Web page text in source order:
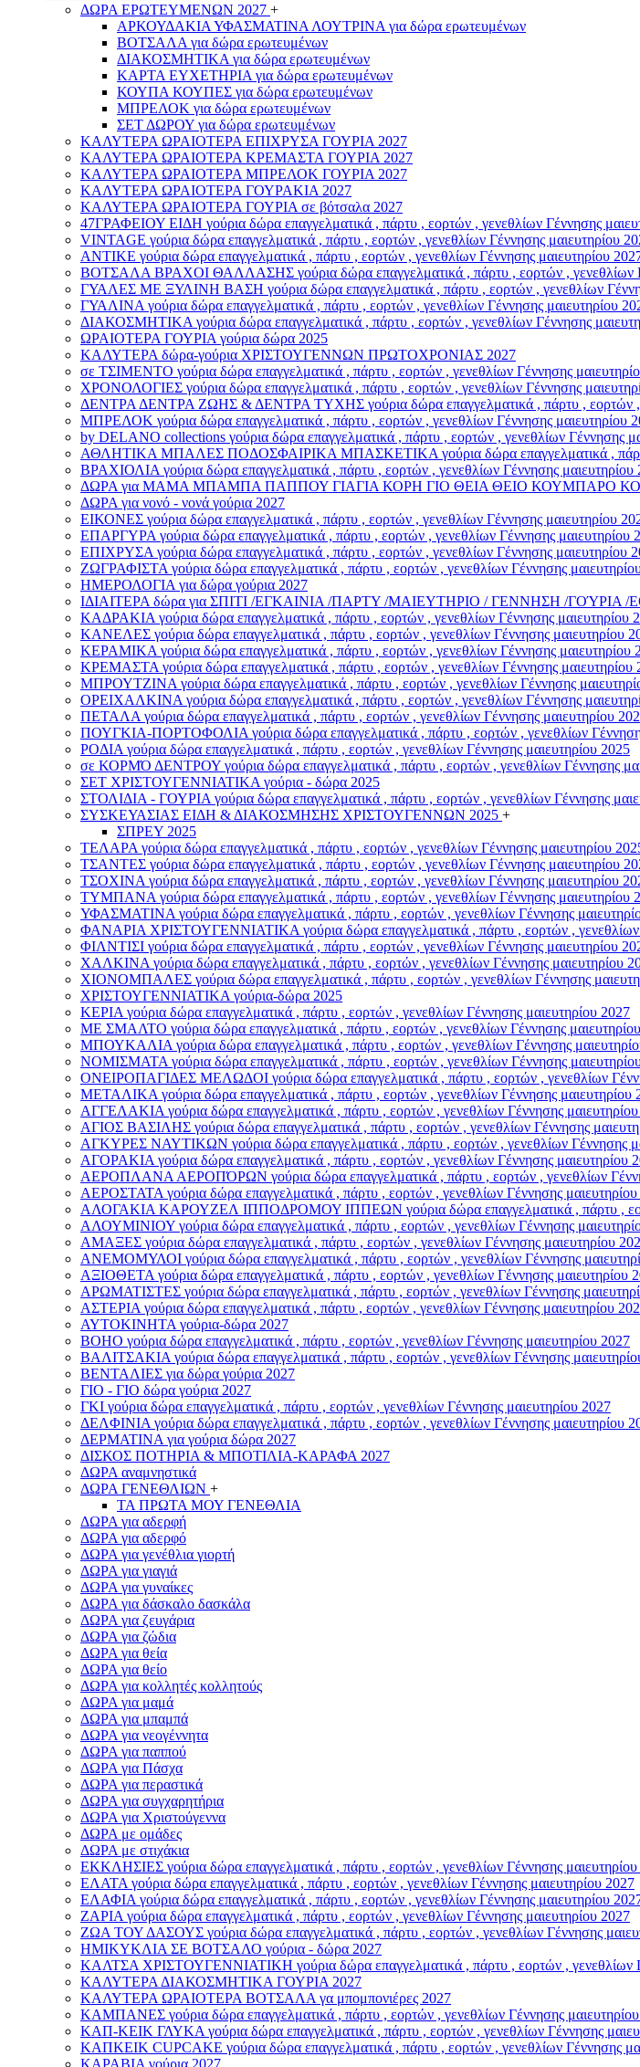
ΔΩΡΑ ΕΡΩΤΕΥΜΕΝΩΝ 2027 +
ΑΡΚΟΥΔΑΚΙΑ ΥΦΑΣΜΑΤΙΝΑ ΛΟΥΤΡΙΝΑ για δώρα ερωτευμένων
ΒΟΤΣΑΛΑ για δώρα ερωτευμένων
ΔΙΑΚΟΣΜΗΤΙΚΑ για δώρα ερωτευμένων
ΚΑΡΤΑ ΕΥΧΕΤΗΡΙΑ για δώρα ερωτευμένων
ΚΟΥΠΑ ΚΟΥΠΕΣ για δώρα ερωτευμένων
ΜΠΡΕΛΟΚ για δώρα ερωτευμένων
ΣΕΤ ΔΩΡΟΥ για δώρα ερωτευμένων
ΚΑΛΥΤΕΡΑ ΩΡΑΙΟΤΕΡΑ ΕΠΙΧΡΥΣΑ ΓΟΥΡΙΑ 2027
ΚΑΛΥΤΕΡΑ ΩΡΑΙΟΤΕΡΑ ΚΡΕΜΑΣΤΑ ΓΟΥΡΙΑ 2027
ΚΑΛΥΤΕΡΑ ΩΡΑΙΟΤΕΡΑ ΜΠΡΕΛΟΚ ΓΟΥΡΙΑ 2027
ΚΑΛΥΤΕΡΑ ΩΡΑΙΟΤΕΡΑ ΓΟΥΡΑΚΙΑ 2027
ΚΑΛΥΤΕΡΑ ΩΡΑΙΟΤΕΡΑ ΓΟΥΡΙΑ σε βότσαλα 2027
47ΓΡΑΦΕΙΟΥ ΕΙΔΗ γούρια δώρα επαγγελματικά , πάρτυ , εορτών , γενεθλίων Γέννησης
VINTAGE γούρια δώρα επαγγελματικά , πάρτυ , εορτών , γενεθλίων Γέννησης μαιευτηρίου
ΑΝΤΙΚΕ γούρια δώρα επαγγελματικά , πάρτυ , εορτών , γενεθλίων Γέννησης μαιευτηρίου
ΒΟΤΣΑΛΑ ΒΡΑΧΟΙ ΘΑΛΛΑΣΗΣ γούρια δώρα επαγγελματικά , πάρτυ , εορτών , γενεθλίων
ΓΥΑΛΕΣ ΜΕ ΞΥΛΙΝΗ ΒΑΣΗ γούρια δώρα επαγγελματικά , πάρτυ , εορτών , γενεθλίων
ΓΥΑΛΙΝΑ γούρια δώρα επαγγελματικά , πάρτυ , εορτών , γενεθλίων Γέννησης μαιευτηρίου
ΔΙΑΚΟΣΜΗΤΙΚΑ γούρια δώρα επαγγελματικά , πάρτυ , εορτών , γενεθλίων Γέννησης
ΩΡΑΙΟΤΕΡΑ ΓΟΥΡΙΑ γούρια δώρα 2025
ΚΑΛΥΤΕΡΑ δώρα-γούρια ΧΡΙΣΤΟΥΓΕΝΝΩΝ ΠΡΩΤΟΧΡΟΝΙΑΣ 2027
σε ΤΣΙΜΕΝΤΟ γούρια δώρα επαγγελματικά , πάρτυ , εορτών , γενεθλίων Γέννησης
ΧΡΟΝΟΛΟΓΙΕΣ γούρια δώρα επαγγελματικά , πάρτυ , εορτών , γενεθλίων Γέννησης
ΔΕΝΤΡΑ ΔΕΝΤΡΑ ΖΩΗΣ & ΔΕΝΤΡΑ ΤΥΧΗΣ γούρια δώρα επαγγελματικά , πάρτυ , εορτών ,
ΜΠΡΕΛΟΚ γούρια δώρα επαγγελματικά , πάρτυ , εορτών , γενεθλίων Γέννησης μαιευτηρίου
by DELANO collections γούρια δώρα επαγγελματικά , πάρτυ , εορτών , γενεθλίων Γέννησης
ΑΘΛΗΤΙΚΑ ΜΠΑΛΕΣ ΠΟΔΟΣΦΑΙΡΙΚΑ ΜΠΑΣΚΕΤΙΚΑ γούρια δώρα επαγγελματικά , πάρτυ ,
ΒΡΑΧΙΟΛΙA γούρια δώρα επαγγελματικά , πάρτυ , εορτών , γενεθλίων Γέννησης μαιευτηρίου
ΔΩΡΑ για ΜΑΜΑ ΜΠΑΜΠΑ ΠΑΠΠΟΥ ΓΙΑΓΙΑ ΚΟΡΗ ΓΙΟ ΘΕΙΑ ΘΕΙΟ ΚΟΥΜΠΑΡΟ
ΔΩΡΑ για νονό - νονά γούρια 2027
ΕΙΚΟΝΕΣ γούρια δώρα επαγγελματικά , πάρτυ , εορτών , γενεθλίων Γέννησης μαιευτηρίου
ΕΠΑΡΓΥΡΑ γούρια δώρα επαγγελματικά , πάρτυ , εορτών , γενεθλίων Γέννησης μαιευτηρίου
ΕΠΙΧΡΥΣΑ γούρια δώρα επαγγελματικά , πάρτυ , εορτών , γενεθλίων Γέννησης μαιευτηρίου
ΖΩΓΡΑΦΙΣΤΑ γούρια δώρα επαγγελματικά , πάρτυ , εορτών , γενεθλίων Γέννησης
ΗΜΕΡΟΛΟΓΙΑ για δώρα γούρια 2027
ΙΔΙΑΙΤΕΡΑ δώρα για ΣΠΙΤΙ /ΕΓΚΑΙΝΙΑ /ΠΑΡΤΥ /ΜΑΙΕΥΤΗΡΙΟ / ΓΕΝΝΗΣΗ /ΓΟΎΡΙΑ
ΚΑΔΡΑΚΙΑ γούρια δώρα επαγγελματικά , πάρτυ , εορτών , γενεθλίων Γέννησης μαιευτηρίου
ΚΑΝΕΛΕΣ γούρια δώρα επαγγελματικά , πάρτυ , εορτών , γενεθλίων Γέννησης μαιευτηρίου
ΚΕΡΑΜΙΚΑ γούρια δώρα επαγγελματικά , πάρτυ , εορτών , γενεθλίων Γέννησης μαιευτηρίου
ΚΡΕΜΑΣΤΑ γούρια δώρα επαγγελματικά , πάρτυ , εορτών , γενεθλίων Γέννησης μαιευτηρίου
ΜΠΡΟΥΤΖΙΝΑ γούρια δώρα επαγγελματικά , πάρτυ , εορτών , γενεθλίων Γέννησης
ΟΡΕΙΧΑΛΚΙΝΑ γούρια δώρα επαγγελματικά , πάρτυ , εορτών , γενεθλίων Γέννησης
ΠΕΤΑΛΑ γούρια δώρα επαγγελματικά , πάρτυ , εορτών , γενεθλίων Γέννησης μαιευτηρίου
ΠΟΥΓΚΙΑ-ΠΟΡΤΟΦΟΛΙΑ γούρια δώρα επαγγελματικά , πάρτυ , εορτών , γενεθλίων
ΡΟΔΙΑ γούρια δώρα επαγγελματικά , πάρτυ , εορτών , γενεθλίων Γέννησης μαιευτηρίου 2025
σε ΚΟΡΜΌ ΔΕΝΤΡΟΥ γούρια δώρα επαγγελματικά , πάρτυ , εορτών , γενεθλίων Γέννησης
ΣΕΤ ΧΡΙΣΤΟΥΓΕΝΝΙΑΤΙΚΑ γούρια - δώρα 2025
ΣΤΟΛΙΔΙΑ - ΓΟΥΡΙΑ γούρια δώρα επαγγελματικά , πάρτυ , εορτών , γενεθλίων Γέννησης
ΣΥΣΚΕΥΑΣΙΑΣ ΕΙΔΗ & ΔΙΑΚΟΣΜΗΣΗΣ ΧΡΙΣΤΟΥΓΕΝΝΩΝ 2025 +
ΣΠΡΕΥ 2025
ΤΕΛΑΡΑ γούρια δώρα επαγγελματικά , πάρτυ , εορτών , γενεθλίων Γέννησης μαιευτηρίου
ΤΣΑΝΤΕΣ γούρια δώρα επαγγελματικά , πάρτυ , εορτών , γενεθλίων Γέννησης μαιευτηρίου
ΤΣΟΧΙΝΑ γούρια δώρα επαγγελματικά , πάρτυ , εορτών , γενεθλίων Γέννησης μαιευτηρίου
ΤΥΜΠΑΝΑ γούρια δώρα επαγγελματικά , πάρτυ , εορτών , γενεθλίων Γέννησης μαιευτηρίου
ΥΦΑΣΜΑΤΙΝΑ γούρια δώρα επαγγελματικά , πάρτυ , εορτών , γενεθλίων Γέννησης
ΦΑΝΑΡΙΑ ΧΡΙΣΤΟΥΓΕΝΝΙΑΤΙΚΑ γούρια δώρα επαγγελματικά , πάρτυ , εορτών , γενεθλίων
ΦΙΛΝΤΙΣΙ γούρια δώρα επαγγελματικά , πάρτυ , εορτών , γενεθλίων Γέννησης μαιευτηρίου
ΧΑΛΚΙΝΑ γούρια δώρα επαγγελματικά , πάρτυ , εορτών , γενεθλίων Γέννησης μαιευτηρίου
ΧΙΟΝΟΜΠΑΛΕΣ γούρια δώρα επαγγελματικά , πάρτυ , εορτών , γενεθλίων Γέννησης
ΧΡΙΣΤΟΥΓΕΝΝΙΑΤΙΚΑ γούρια-δώρα 2025
ΚΕΡΙΑ γούρια δώρα επαγγελματικά , πάρτυ , εορτών , γενεθλίων Γέννησης μαιευτηρίου 2027
ΜΕ ΣΜΑΛΤΟ γούρια δώρα επαγγελματικά , πάρτυ , εορτών , γενεθλίων Γέννησης
ΜΠΟΥΚΑΛΙΑ γούρια δώρα επαγγελματικά , πάρτυ , εορτών , γενεθλίων Γέννησης
ΝΟΜΙΣΜΑΤΑ γούρια δώρα επαγγελματικά , πάρτυ , εορτών , γενεθλίων Γέννησης
ΟΝΕΙΡΟΠΑΓΙΔΕΣ ΜΕΛΩΔΟΙ γούρια δώρα επαγγελματικά , πάρτυ , εορτών , γενεθλίων
ΜΕΤΑΛΙΚΑ γούρια δώρα επαγγελματικά , πάρτυ , εορτών , γενεθλίων Γέννησης μαιευτηρίου
ΑΓΓΕΛΑΚΙΑ γούρια δώρα επαγγελματικά , πάρτυ , εορτών , γενεθλίων Γέννησης
ΑΓΙΟΣ ΒΑΣΙΛΗΣ γούρια δώρα επαγγελματικά , πάρτυ , εορτών , γενεθλίων Γέννησης
ΑΓΚΥΡΕΣ ΝΑΥΤΙΚΩΝ γούρια δώρα επαγγελματικά , πάρτυ , εορτών , γενεθλίων Γέννησης
ΑΓΟΡΑΚΙΑ γούρια δώρα επαγγελματικά , πάρτυ , εορτών , γενεθλίων Γέννησης μαιευτηρίου
ΑΕΡΟΠΛΑΝΑ ΑΕΡΟΠΌΡΩΝ γούρια δώρα επαγγελματικά , πάρτυ , εορτών , γενεθλίων
ΑΕΡΟΣΤΑΤΑ γούρια δώρα επαγγελματικά , πάρτυ , εορτών , γενεθλίων Γέννησης
ΑΛΟΓΑΚΙΑ ΚΑΡΟΥΖΕΛ ΙΠΠΟΔΡΟΜΟΥ ΙΠΠΕΩΝ γούρια δώρα επαγγελματικά , πάρτυ ,
ΑΛΟΥΜΙΝΙΟΥ γούρια δώρα επαγγελματικά , πάρτυ , εορτών , γενεθλίων Γέννησης
ΑΜΑΞΕΣ γούρια δώρα επαγγελματικά , πάρτυ , εορτών , γενεθλίων Γέννησης μαιευτηρίου
ΑΝΕΜΟΜΥΛΟI γούρια δώρα επαγγελματικά , πάρτυ , εορτών , γενεθλίων Γέννησης
ΑΞΙΟΘΕΤΑ γούρια δώρα επαγγελματικά , πάρτυ , εορτών , γενεθλίων Γέννησης μαιευτηρίου
ΑΡΩΜΑΤΙΣΤΕΣ γούρια δώρα επαγγελματικά , πάρτυ , εορτών , γενεθλίων Γέννησης
ΑΣΤΕΡIA γούρια δώρα επαγγελματικά , πάρτυ , εορτών , γενεθλίων Γέννησης μαιευτηρίου
ΑΥΤΟΚΙΝΗΤΑ γούρια-δώρα 2027
ΒOHO γούρια δώρα επαγγελματικά , πάρτυ , εορτών , γενεθλίων Γέννησης μαιευτηρίου 2027
ΒΑΛΙΤΣΑΚΙΑ γούρια δώρα επαγγελματικά , πάρτυ , εορτών , γενεθλίων Γέννησης
ΒΕΝΤΑΛΙΕΣ για δώρα γούρια 2027
ΓΙΟ - ΓΙΟ δώρα γούρια 2027
ΓΚΙ γούρια δώρα επαγγελματικά , πάρτυ , εορτών , γενεθλίων Γέννησης μαιευτηρίου 2027
ΔΕΛΦΙΝΙΑ γούρια δώρα επαγγελματικά , πάρτυ , εορτών , γενεθλίων Γέννησης μαιευτηρίου
ΔΕΡΜΑΤΙΝΑ για γούρια δώρα 2027
ΔΙΣΚΟΣ ΠΟΤΗΡΙΑ & ΜΠΟΤΙΛΙΑ-ΚΑΡΑΦΑ 2027
ΔΩΡΑ αναμνηστικά
ΔΩΡΑ ΓΕΝΕΘΛΙΩΝ +
ΤΑ ΠΡΩΤΑ ΜΟΥ ΓΕΝΕΘΛΙΑ
ΔΩΡΑ για αδερφή
ΔΩΡΑ για αδερφό
ΔΩΡΑ για γενέθλια γιορτή
ΔΩΡΑ για γιαγιά
ΔΩΡΑ για γυναίκες
ΔΩΡΑ για δάσκαλο δασκάλα
ΔΩΡΑ για ζευγάρια
ΔΩΡΑ για ζώδια
ΔΩΡΑ για θεία
ΔΩΡΑ για θείο
ΔΩΡΑ για κολλητές κολλητούς
ΔΩΡΑ για μαμά
ΔΩΡΑ για μπαμπά
ΔΩΡΑ για νεογέννητα
ΔΩΡΑ για παππού
ΔΩΡΑ για Πάσχα
ΔΩΡΑ για περαστικά
ΔΩΡΑ για συγχαρητήρια
ΔΩΡΑ για Χριστούγεννα
ΔΩΡΑ με ομάδες
ΔΩΡΑ με στιχάκια
ΕΚΚΛΗΣΙΕΣ γούρια δώρα επαγγελματικά , πάρτυ , εορτών , γενεθλίων Γέννησης
ΕΛΑΤΑ γούρια δώρα επαγγελματικά , πάρτυ , εορτών , γενεθλίων Γέννησης μαιευτηρίου 2027
ΕΛΑΦΙΑ γούρια δώρα επαγγελματικά , πάρτυ , εορτών , γενεθλίων Γέννησης μαιευτηρίου
ΖΑΡΙΑ γούρια δώρα επαγγελματικά , πάρτυ , εορτών , γενεθλίων Γέννησης μαιευτηρίου 2027
ΖΩΑ ΤΟΥ ΔΑΣΟΥΣ γούρια δώρα επαγγελματικά , πάρτυ , εορτών , γενεθλίων Γέννησης
ΗΜΙΚΥΚΛΙΑ ΣΕ ΒΟΤΣΑΛΟ γούρια - δώρα 2027
ΚΑΛΤΣΑ ΧΡΙΣΤΟΥΓΕΝΝΙΑΤΙΚΗ γούρια δώρα επαγγελματικά , πάρτυ , εορτών , γενεθλίων
ΚΑΛΥΤΕΡΑ ΔΙΑΚΟΣΜΗΤΙΚΑ ΓΟΥΡΙΑ 2027
ΚΑΛΥΤΕΡΑ ΩΡΑΙΟΤΕΡΑ ΒΟΤΣΑΛΑ γα μπομπονιέρες 2027
ΚΑΜΠΑΝΕΣ γούρια δώρα επαγγελματικά , πάρτυ , εορτών , γενεθλίων Γέννησης
ΚΑΠ-ΚΕΙΚ ΓΛΥΚΑ γούρια δώρα επαγγελματικά , πάρτυ , εορτών , γενεθλίων Γέννησης
ΚΑΠΚΕΙΚ CUPCAKE γούρια δώρα επαγγελματικά , πάρτυ , εορτών , γενεθλίων Γέννησης
ΚΑΡΑΒΙΑ γούρια 2027